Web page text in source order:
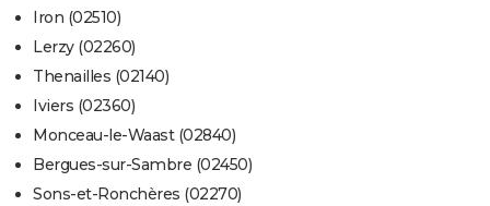
Iron (02510)
Lerzy (02260)
Thenailles (02140)
Iviers (02360)
Monceau-le-Waast (02840)
Bergues-sur-Sambre (02450)
Sons-et-Ronchères (02270)